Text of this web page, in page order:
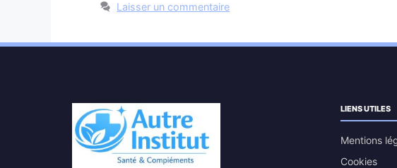
Laisser un commentaire
LIENS UTILES
Mentions
Cookies